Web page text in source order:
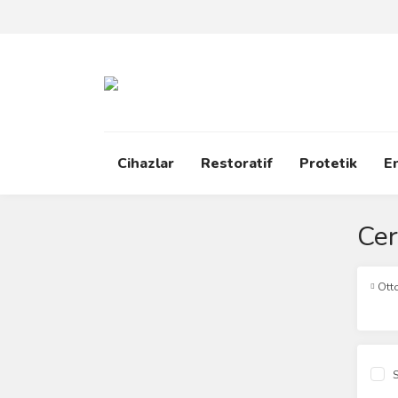
Cihazlar Restoratif Protetik